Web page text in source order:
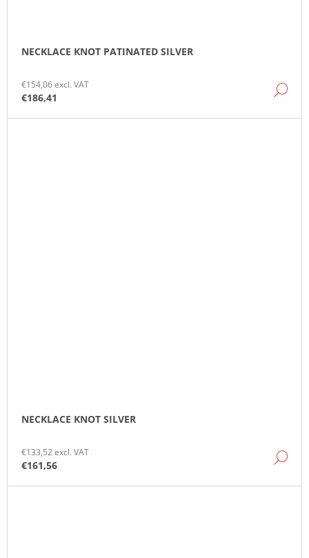
NECKLACE KNOT PATINATED SILVER
€154,06 excl. VAT
€186,41
NECKLACE KNOT SILVER
€133,52 excl. VAT
€161,56